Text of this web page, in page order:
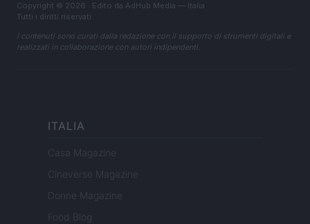
Copyright © 2026 · Edito da AdHub Media — Italia
Tutti i diritti riservati
I contenuti sono curati dalla redazione con il supporto di strumenti digitali e
realizzati in collaborazione con autori indipendenti.
ITALIA
Casa Magazine
Cineverse Magazine
Donne Magazine
Food Blog